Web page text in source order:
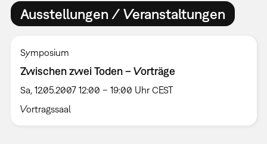
Ausstellungen / Veranstaltungen
Symposium
Zwischen zwei Toden – Vorträge
Sa, 12.05.2007 12:00 – 19:00 Uhr CEST
Vortragssaal